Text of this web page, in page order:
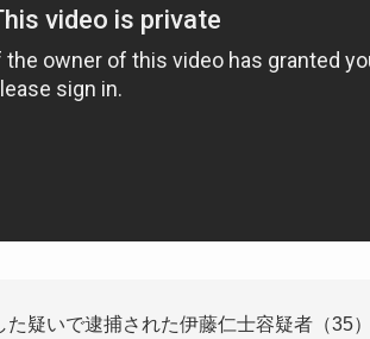
疑いで逮捕された伊藤仁士容疑者（35